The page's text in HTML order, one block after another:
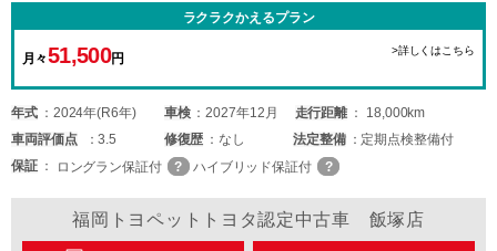
ラクラクかえるプラン
月々51,500円
>詳しくはこちら
年式 2024年(R6年) 車検 2027年12月 走行距離
18,000km
車両評価点 3.5 修復歴 なし 法定整備
定期点検整備付
保証
ロングラン保証付 ハイブリッド保証付
福岡トヨペットトヨタ認定中古車 飯塚店